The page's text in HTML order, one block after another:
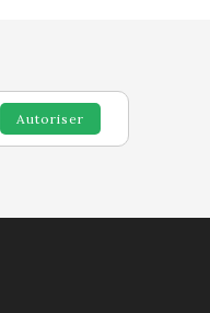
Autoriser